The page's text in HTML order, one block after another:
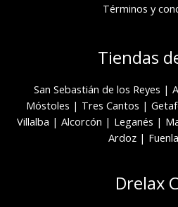
Términos y
Tiendas
San Sebastián de los Reyes |
Móstoles | Tres Cantos |
Villalba | Alcorcón | Leganés |
Ardoz |
Drelax